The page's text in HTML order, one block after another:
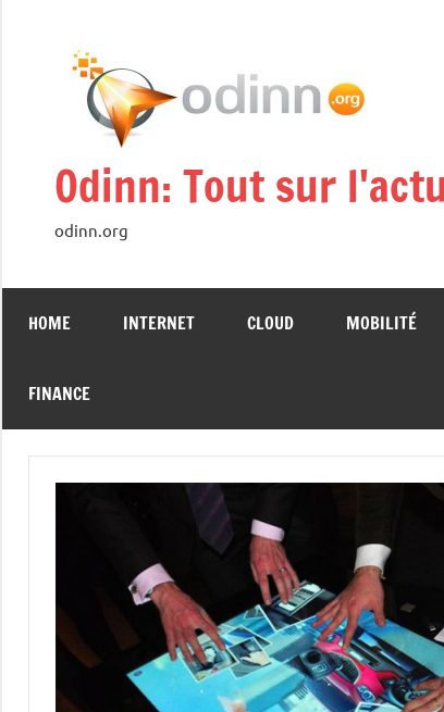
Odinn: Tout sur
odinn.org
HOME INTERNET CLOUD MOBILITÉ
FINANCE